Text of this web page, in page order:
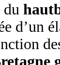
d’un